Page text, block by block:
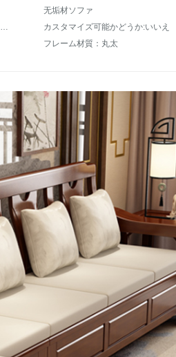
无垢材ソファ
出荷地：広州、広東、佛山、南康、江西
カスタマイズ可能かどうか:いいえ
フレーム材質：丸太